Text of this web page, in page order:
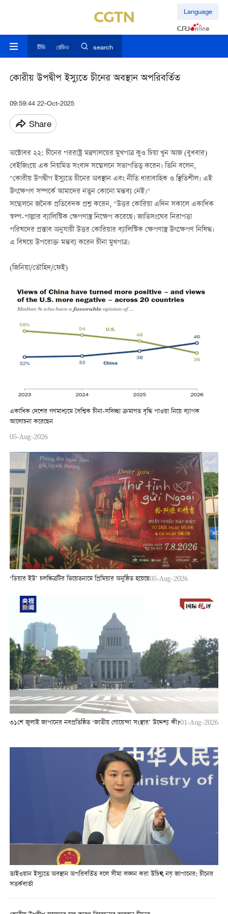
Language
টিভি রেডিও search
কোরীয় উপদ্বীপ ইস্যুতে চীনের অবস্থান অপরিবর্তিত
09:59:44 22-Oct-2025
Share
অক্টোবর ২২: চীনের পররাষ্ট্র মন্ত্রণালয়ের মুখপাত্র কুও চিয়া খুন আজ (বুধবার)
বেইজিংয়ে এক নিয়মিত সংবাদ সম্মেলনে সভাপতিত্ব করেন। তিনি বলেন,
"কোরীয় উপদ্বীপ ইস্যুতে চীনের অবস্থান এবং নীতি ধারাবাহিক ও স্থিতিশীল। এই
উৎক্ষেপণ সম্পর্কে আমাদের নতুন কোনো মন্তব্য নেই।"
সম্মেলনে জনৈক প্রতিবেদক প্রশ্ন করেন, "উত্তর কোরিয়া এদিন সকালে একাধিক
স্বল্প-পাল্লার ব্যালিস্টিক ক্ষেপণাস্ত্র নিক্ষেপ করেছে। জাতিসংঘের নিরাপত্তা
পরিষদের প্রস্তাব অনুযায়ী উত্তর কোরিয়ার ব্যালিস্টিক ক্ষেপণাস্ত্র উৎক্ষেপণ নিষিদ্ধ।
এ বিষয়ে উপরোক্ত মন্তব্য করেন চীনা মুখপাত্র।
(জিনিয়া/তৌহিদ/ফেই)
একাধিক দেশের গণমাধ্যমে বৈশ্বিক চীনা-সদিচ্ছা ক্রমাগত বৃদ্ধি পাওয়া নিয়ে ব্যাপক
আলোচনা করেছেন
05-Aug-2026
‘ডিয়ার ইউ’ চলচ্চিত্রটির ভিয়েতনামে প্রিমিয়ার অনুষ্ঠিত হয়েছে05-Aug-2026
৩১শে জুলাই জাপানের নবপ্রতিষ্ঠিত ‘জাতীয় গোয়েন্দা সংস্থার’ উদ্দেশ্য কী?01-Aug-2026
তাইওয়ান ইস্যুতে অবস্থান অপরিবর্তিত বলে সীমা লঙ্ঘন করা উচিৎ নয় জাপানের: চীনের
সতর্কবার্তা